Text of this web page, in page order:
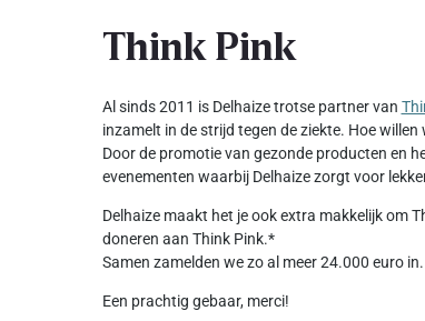
Think Pink
Al sinds 2011 is Delhaize trotse partner van
inzamelt in de strijd tegen de ziekte. Hoe
Door de promotie van gezonde producten en
evenementen waarbij Delhaize zorgt voor
Delhaize maakt het je ook extra makkelijk om
doneren aan Think Pink.*
Samen zamelden we zo al meer 24.000 euro in.
Een prachtig gebaar, merci!